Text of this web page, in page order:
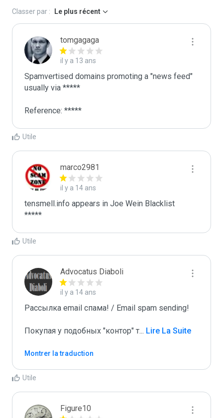
Classer par : Le plus récent
tomgagaga
il y a 13 ans
Spamvertised domains promoting a "news feed"
usually via *****
Reference: *****
Utile
marco2981
il y a 14 ans
tensmell.info appears in Joe Wein Blacklist
*****
Utile
Advocatus Diaboli
il y a 14 ans
Рассылка email спама! / Email spam sending!
Покупая у подобных "контор" т... Lire La Suite
Montrer la traduction
Utile
Figure10